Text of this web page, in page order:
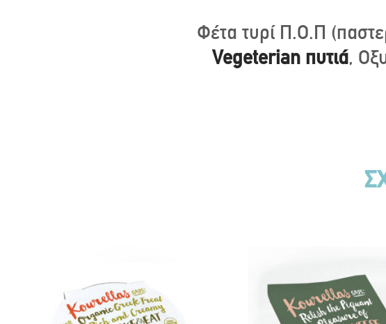
Φέτα τυρί Π.Ο.Π
Vegeterian πυτιά,